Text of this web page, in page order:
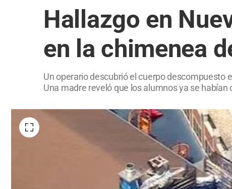
Hallazgo en
en la chimenea
Un operario descubrió el cuerpo descompuesto
Una madre reveló que los alumnos ya se